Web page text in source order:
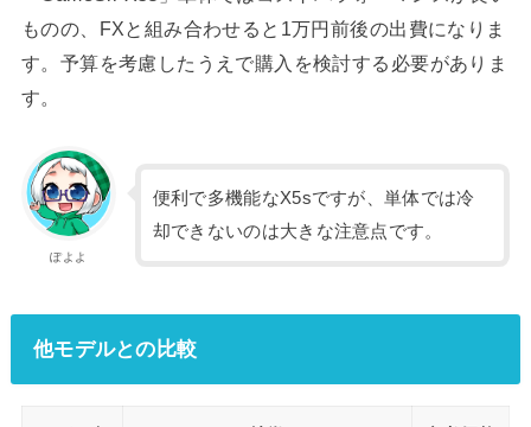
ものの、FXと組み合わせると1万円前後の出費になりま
す。予算を考慮したうえで購入を検討する必要がありま
す。
ぽよよ
便利で多機能なX5sですが、単体では冷
却できないのは大きな注意点です。
他モデルとの比較